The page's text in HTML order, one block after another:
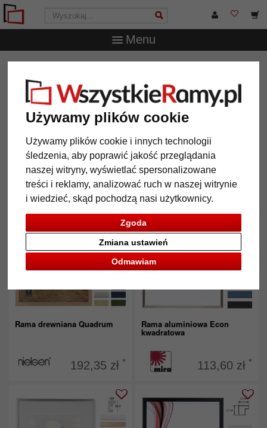
Używamy plików cookie
Używamy plików cookie i innych technologii
śledzenia, aby poprawić jakość przeglądania
naszej witryny, wyświetlać spersonalizowane
treści i reklamy, analizować ruch w naszej witrynie
i wiedzieć, skąd pochodzą nasi użytkownicy.
Zgoda
Odmawiam
Zmiana ustawień
Menu
12 Artykuły Popularność
Galeria
Rama drewniana Quadrum
192,35 zł *
Rama aluminiowa Econ
kwadratowa
113,60 zł *